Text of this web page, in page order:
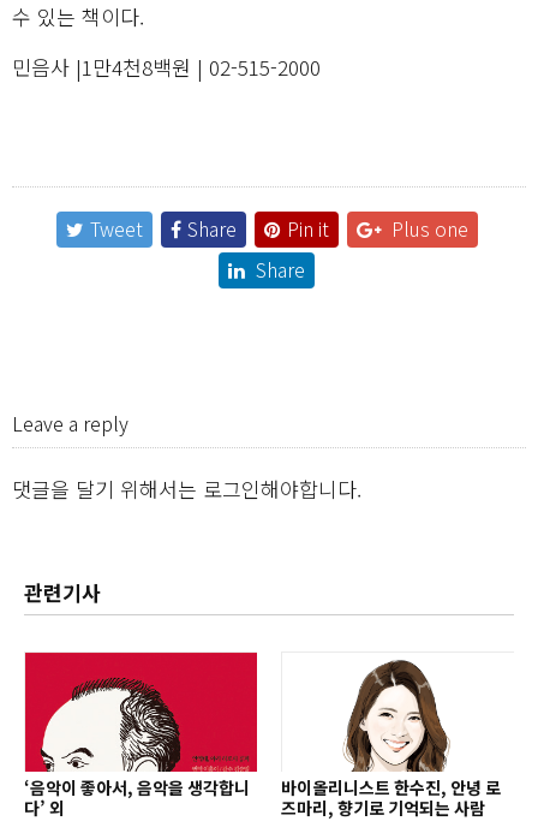
수 있는 책이다.
민음사 |1만4천8백원 | 02-515-2000
Tweet Share Pin it
Plus one
Share
Leave a reply
댓글을 달기 위해서는 로그인해야합니다.
관련기사
‘음악이 좋아서, 음악을 생각합니
다’ 외
바이올리니스트 한수진, 안녕 로
즈마리, 향기로 기억되는 사람